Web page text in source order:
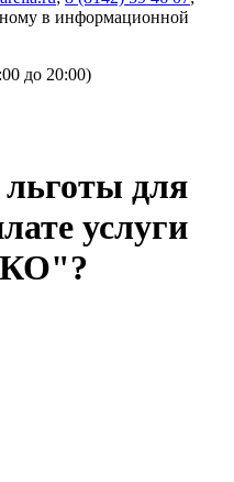
в информационной
до 20:00)
для
услуги